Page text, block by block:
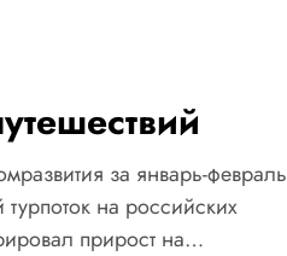
за январь-февраль
на российских
прирост на…